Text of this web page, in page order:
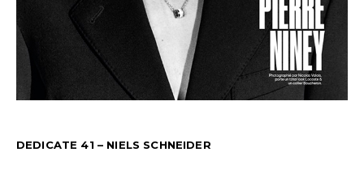
DEDICATE 41 – NIELS SCHNEIDER